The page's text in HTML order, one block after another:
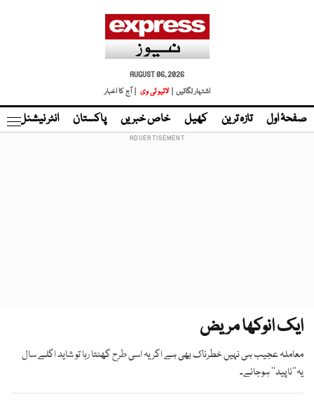
AUGUST 06, 2026
اشتہار لگائیں |
لائیو ٹی وی | آج کا اخبار
صفحۂ اول تازہ ترین کھیل خاص خبریں پاکستان انٹر نیشنل
ایک انوکھا مریض
معاملہ عجیب ہی نہیں خطرناک بھی ہے اگر یہ اسی طرح گھٹتا رہا تو شاید اگلے سال
یہ’’ناپید‘‘ ہوجائے۔